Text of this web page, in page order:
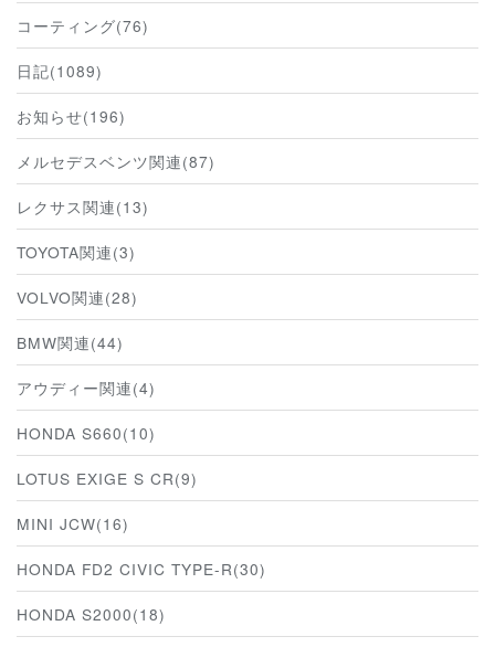
コーティング(76)
日記(1089)
お知らせ(196)
メルセデスベンツ関連(87)
レクサス関連(13)
TOYOTA関連(3)
VOLVO関連(28)
BMW関連(44)
アウディー関連(4)
HONDA S660(10)
LOTUS EXIGE S CR(9)
MINI JCW(16)
HONDA FD2 CIVIC TYPE-R(30)
HONDA S2000(18)